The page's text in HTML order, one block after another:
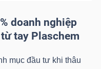
doanh nghiệp
tay Plaschem
mục đầu tư khi thâu